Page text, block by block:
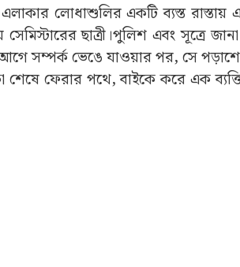
লোধাশুলির একটি ব্যস্ত রাস্তায়
সেমিস্টারের ছাত্রী।পুলিশ এবং সূত্রে
সম্পর্ক ভেঙে যাওয়ার পর, সে
শেষে ফেরার পথে, বাইকে করে এক